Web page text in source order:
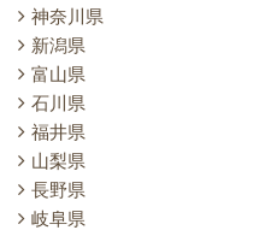
神奈川県
新潟県
富山県
石川県
福井県
山梨県
長野県
岐阜県